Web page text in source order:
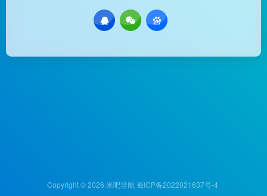
Copyright © 2026 米吧导航 蜀ICP备2022021637号-4